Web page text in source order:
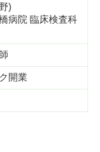
)
病院 臨床検査科
開業